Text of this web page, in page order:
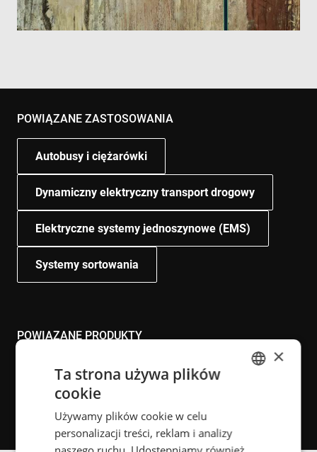
POWIĄZANE ZASTOSOWANIA
Autobusy i ciężarówki
Dynamiczny elektryczny transport drogowy
Elektryczne systemy jednoszynowe (EMS)
Systemy sortowania
POWIĄZANE PRODUKTY
Charge Heavy-duty Electric roadway
Power Floor Power Rail
FRENCH
×
Ta strona używa plików
cookie
Używamy plików cookie w celu
personalizacji treści, reklam i analizy